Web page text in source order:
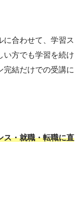
に合わせて、学習ス
い方でも学習を続け
完結だけでの受講に
ス・就職・転職に直